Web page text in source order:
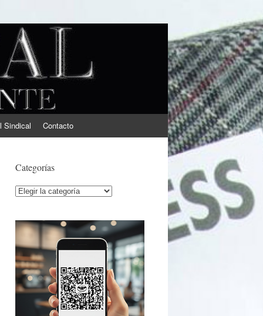
Sindical Contacto
Categorías
Categorías